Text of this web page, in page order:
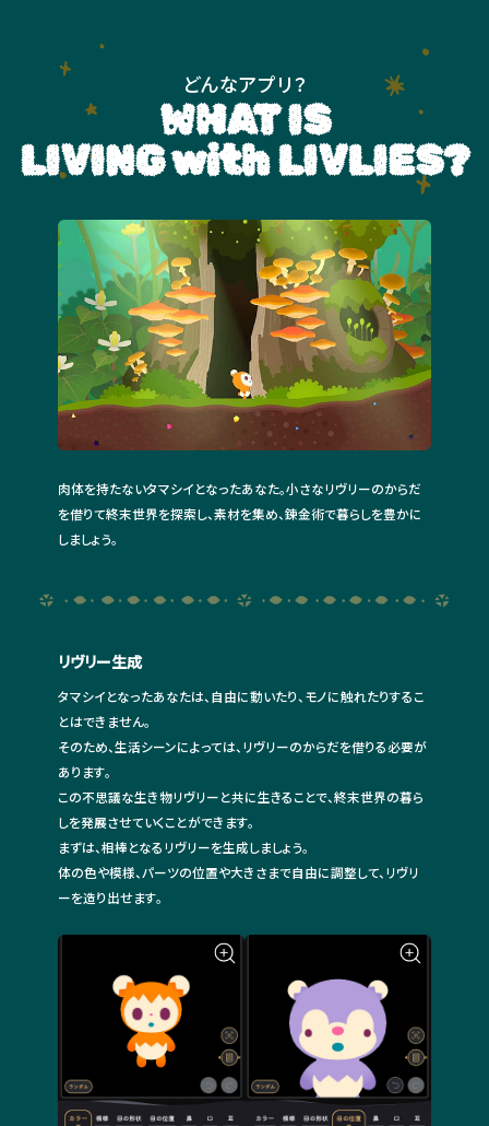
WHAT WORLD AWAITS?
どんな世界？
SHARE & SEND YOUR
VOICE
メッセージを届けよう
OTHERS
どんなアプリ？
WHAT IS
LIVING with LIVLIES?
肉体を持たないタマシイとなったあなた。小さなリヴリーのからだ
を借りて終末世界を探索し、素材を集め、錬金術で暮らしを豊かに
しましょう。
リヴリー生成
タマシイとなったあなたは、自由に動いたり、モノに触れたりするこ
とはできません。
そのため、生活シーンによっては、リヴリーのからだを借りる必要が
あります。
この不思議な生き物リヴリーと共に生きることで、終末世界の暮ら
しを発展させていくことができます。
まずは、相棒となるリヴリーを生成しましょう。
体の色や模様、パーツの位置や大きさまで自由に調整して、リヴリ
ーを造り出せます。